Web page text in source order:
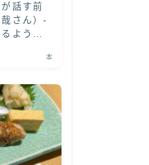
話す前
さん）-
ように
本